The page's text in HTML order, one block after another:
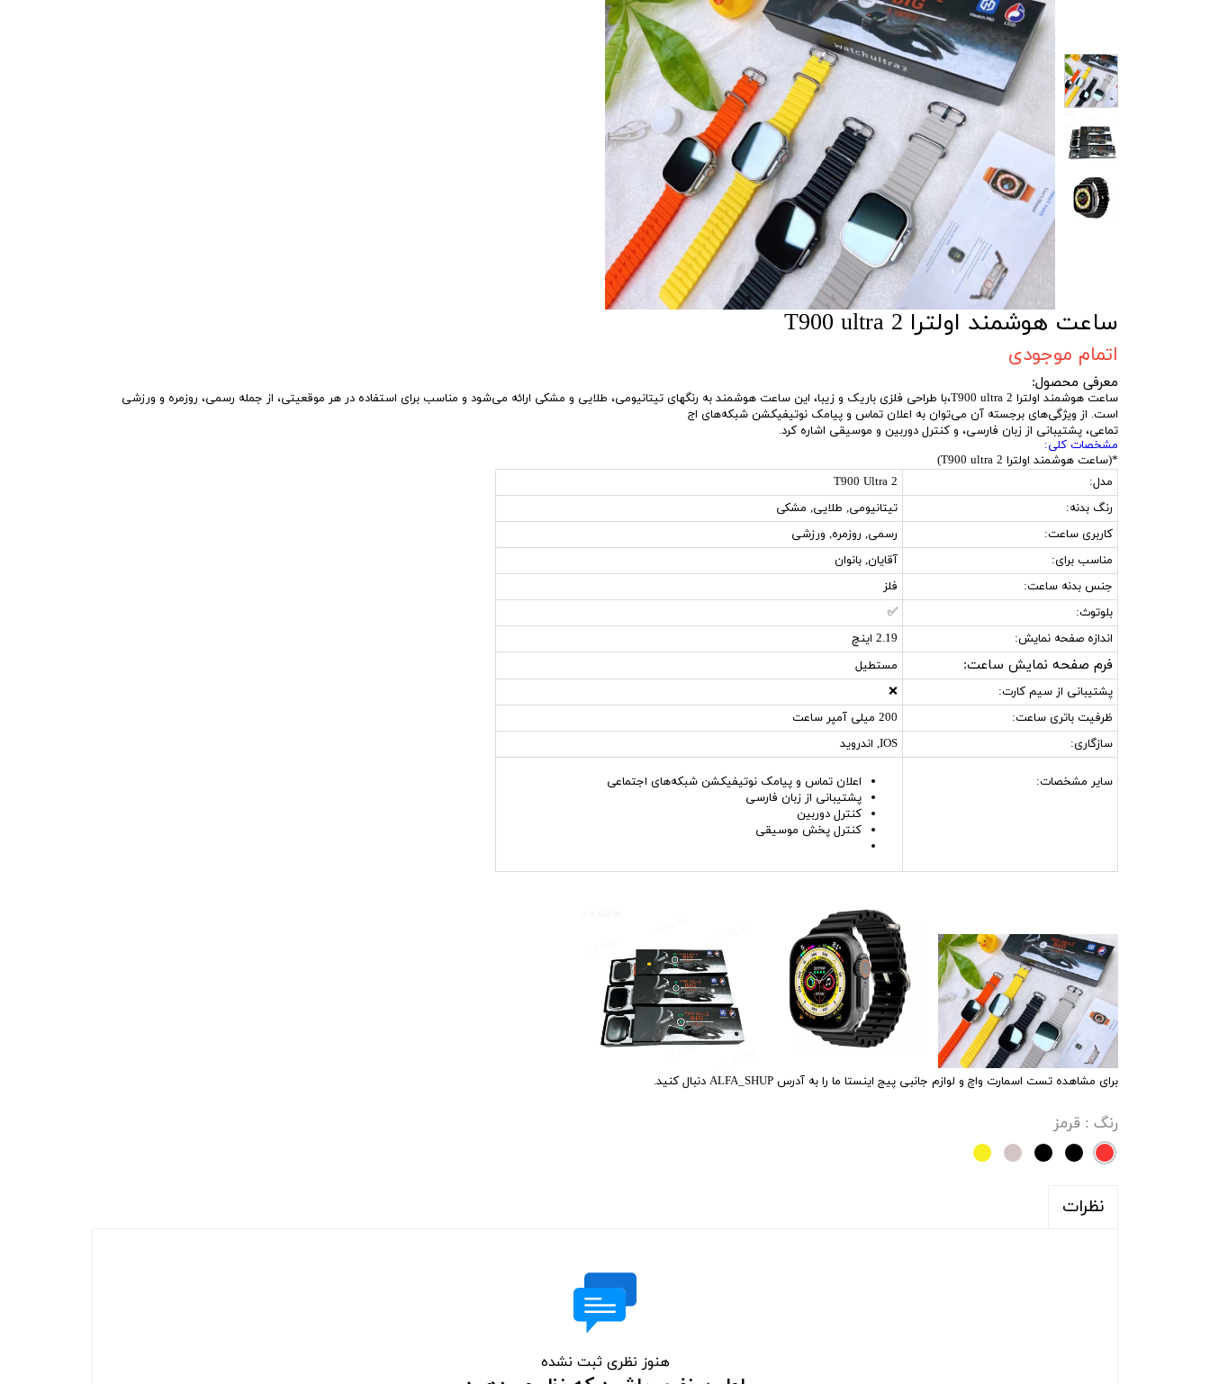
ساعت هوشمند اولترا T900 ultra 2
اتمام موجودی
معرفی محصول:
ساعت هوشمند اولترا T900 ultra 2،با طراحی فلزی باریک و زیبا، این ساعت هوشمند به رنگهای تیتانیومی، طلایی و مشکی ارائه می‌شود و مناسب برای استفاده در هر موقعیتی، از جمله رسمی، روزمره و ورزشی
است. از ویژگی‌های برجسته آن می‌توان به اعلان تماس و پیامک نوتیفیکشن شبکه‌های اج
تماعی، پشتیبانی از زبان فارسی، و کنترل دوربین و موسیقی اشاره کرد.
مشخصات کلی:
*(ساعت هوشمند اولترا T900 ultra 2)
مدل:
T900 Ultra 2
رنگ بدنه:
تیتانیومی, طلایی, مشکی
کاربری ساعت:
رسمی, روزمره, ورزشی
مناسب برای:
آقایان, بانوان
جنس بدنه ساعت:
فلز
بلوتوث:
✅
اندازه صفحه نمایش:
2.19 اینچ
فرم صفحه نمایش ساعت:
مستطیل
پشتیبانی از سیم‌ کارت:
❌
ظرفیت باتری ساعت:
200 میلی آمپر ساعت
سازگاری:
IOS, اندروید
سایر مشخصات:
اعلان تماس و پیامک نوتیفیکشن شبکه‌های اجتماعی
پشتیبانی از زبان فارسی
کنترل دوربین
کنترل پخش موسیقی
برای مشاهده تست اسمارت واچ و لوازم جانبی پیج اینستا ما را به آدرس ALFA_SHUP دنبال کنید.
رنگ : قرمز
نظرات
هنوز نظری ثبت نشده